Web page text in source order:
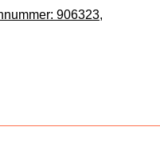
906323,